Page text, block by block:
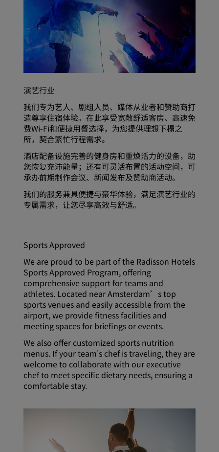
演艺行业
我们专为艺人、剧组人员、媒体从业者和赞助商打
造尊享住宿体验。在此享受宽敞舒适客房、高速免
费Wi-Fi和便捷用餐选择，为您提供理想下榻之
所，契合繁忙行程需求。
酒店配备设施完善的健身房和重焕活力的设备，助
您恢复充沛能量；还有可灵活布置的活动空间，可
承办前期制作会议、新闻发布及赞助商活动。
我们的服务兼具便捷与豪华体验，满足演艺行业的
专属需求，让您尽享高效与舒适。
Sports Approved
We are proud to be part of the Radisson Hotels
Sports Approved Program, offering
comprehensive support for teams and
athletes. Located near Amsterdam’s top
sports venues and easily accessible from the
airport, we provide fitness facilities and
meeting spaces for briefings or events.
We also offer customized sports nutrition
menus. If your team's chef is traveling, they are
welcome to collaborate with our executive
chef to meet specific dietary needs, ensuring a
comfortable stay.